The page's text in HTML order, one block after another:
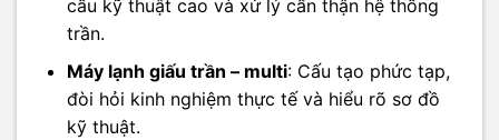
cầu kỹ thuật cao và xử lý cẩn thận hệ thống
trần.
Máy lạnh giấu trần – multi: Cấu tạo phức tạp,
đòi hỏi kinh nghiệm thực tế và hiểu rõ sơ đồ
kỹ thuật.